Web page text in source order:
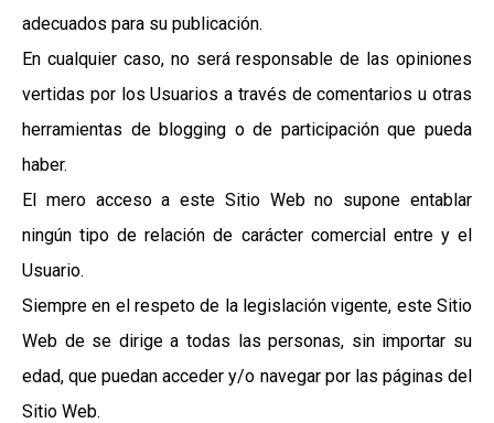
adecuados para su publicación.
En cualquier caso, no será responsable de las opiniones
vertidas por los Usuarios a través de comentarios u otras
herramientas de blogging o de participación que pueda
haber.
El mero acceso a este Sitio Web no supone entablar
ningún tipo de relación de carácter comercial entre y el
Usuario.
Siempre en el respeto de la legislación vigente, este Sitio
Web de se dirige a todas las personas, sin importar su
edad, que puedan acceder y/o navegar por las páginas del
Sitio Web.